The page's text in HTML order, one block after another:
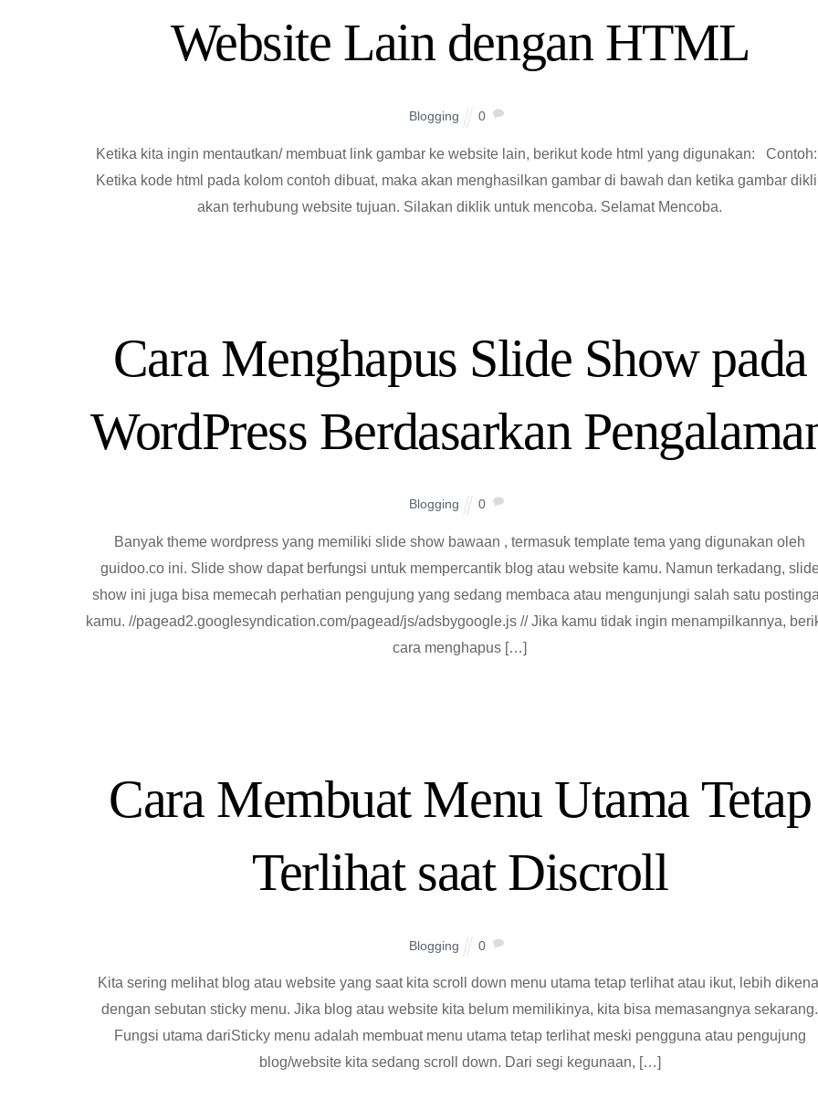
Website Lain dengan HTML
Blogging 0
Ketika kita ingin mentautkan/ membuat link gambar ke website lain, berikut kode html yang digunakan:
Ketika kode html pada kolom contoh dibuat, maka akan menghasilkan gambar di bawah dan ketika gambar
akan terhubung website tujuan. Silakan diklik untuk mencoba. Selamat Mencoba.
Cara Menghapus Slide Show pada
WordPress Berdasarkan
Blogging 0
Banyak theme wordpress yang memiliki slide show bawaan , termasuk template tema yang digunakan oleh
guidoo.co ini. Slide show dapat berfungsi untuk mempercantik blog atau website kamu. Namun terkadang,
show ini juga bisa memecah perhatian pengujung yang sedang membaca atau mengunjungi salah satu
kamu. //pagead2.googlesyndication.com/pagead/js/adsbygoogle.js // Jika kamu tidak ingin menampilkannya,
cara menghapus […]
Cara Membuat Menu Utama Tetap
Terlihat saat Discroll
Blogging 0
Kita sering melihat blog atau website yang saat kita scroll down menu utama tetap terlihat atau ikut, lebih
dengan sebutan sticky menu. Jika blog atau website kita belum memilikinya, kita bisa memasangnya sekarang.
Fungsi utama dariSticky menu adalah membuat menu utama tetap terlihat meski pengguna atau pengujung
blog/website kita sedang scroll down. Dari segi kegunaan, […]